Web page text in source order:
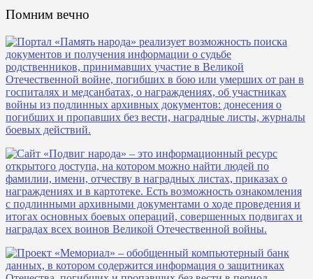
Помним вечно